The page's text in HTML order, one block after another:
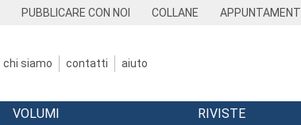
PUBBLICARE CON NOI COLLANE APPUNTAMENTI
chi siamo contatti aiuto
VOLUMI RIVISTE